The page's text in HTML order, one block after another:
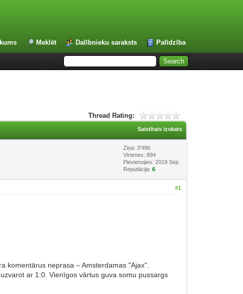
Meklēt Dalībnieku saraksts Palīdzība
Thread Rating:
Saistītais izskats
Ziņa: 3'496
Virtenes: 894
Pievienojies: 2019 Sep
Reputācija:6
#1
komentārus neprasa – Amsterdamas "Ajax".
ar 1:0. Vienīgos vārtus guva somu pussargs